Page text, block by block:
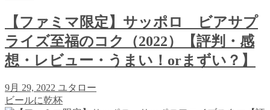
【ファミマ限定】サッポロ ビアサプ
ライズ至福のコク（2022）【評判・感
想・レビュー・うまい！orまずい？】
9月 29, 2022 ユタロー
ビールに乾杯